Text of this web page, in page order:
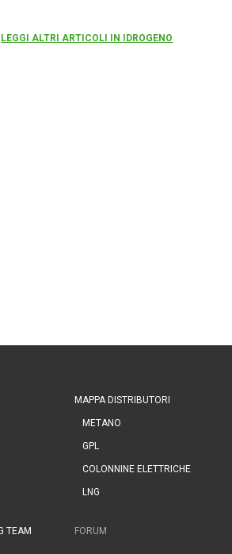
LEGGI ALTRI ARTICOLI IN IDROGENO
MAPPA DISTRIBUTORI
METANO
GPL
COLONNINE ELETTRICHE
LNG
TEAM FORUM